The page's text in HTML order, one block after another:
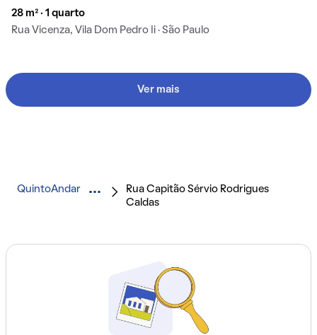
28 m² · 1 quarto
Rua Vicenza, Vila Dom Pedro Ii · São Paulo
Ver mais
QuintoAndar
Rua Capitão Sérvio Rodrigues
Caldas